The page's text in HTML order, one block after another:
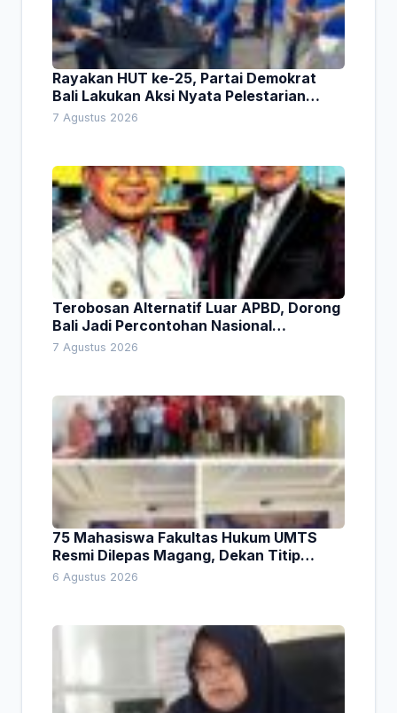
Rayakan HUT ke-25, Partai Demokrat
Bali Lakukan Aksi Nyata Pelestarian
Lingkungan
7 Agustus 2026
Terobosan Alternatif Luar APBD, Dorong
Bali Jadi Percontohan Nasional
Pembiayaan Daerah
7 Agustus 2026
75 Mahasiswa Fakultas Hukum UMTS
Resmi Dilepas Magang, Dekan Titip
Empat Pesan Penting
6 Agustus 2026